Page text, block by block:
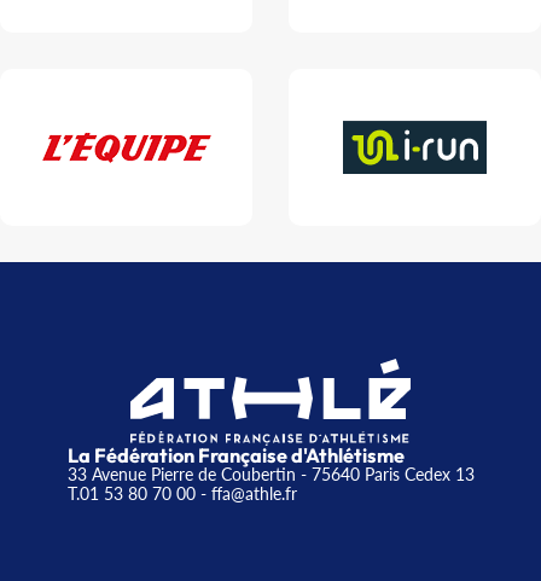
La Fédération Française d'Athlétisme
33 Avenue Pierre de Coubertin - 75640 Paris Cedex 13
T.01 53 80 70 00- ffa@athle.fr